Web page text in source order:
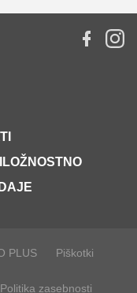
PLUS Piškotki
Politika zasebnosti